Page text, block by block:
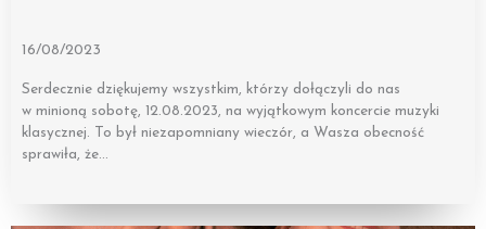
16/08/2023
Serdecznie dziękujemy wszystkim, którzy dołączyli do nas
w minioną sobotę, 12.08.2023, na wyjątkowym koncercie muzyki
klasycznej. To był niezapomniany wieczór, a Wasza obecność
sprawiła, że…